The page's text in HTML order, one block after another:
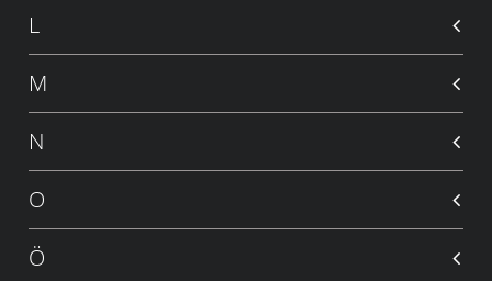
L
M
N
O
Ö